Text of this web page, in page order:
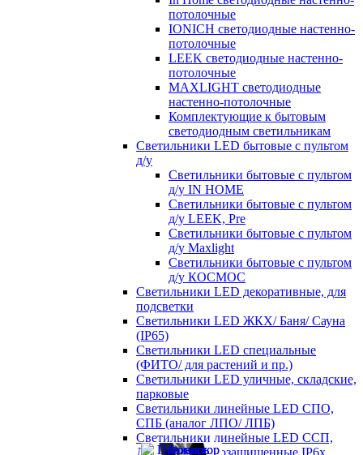
потолочные
IONICH светодиодные настенно-
потолочные
LEEK светодиодные настенно-
потолочные
MAXLIGHT светодиодные
настенно-потолочные
Комплектующие к бытовым
светодиодным светильникам
Светильники LED бытовые с пультом
д/у
Светильники бытовые с пультом
д/у IN HOME
Светильники бытовые с пультом
д/у LEEK, Pre
Светильники бытовые с пультом
д/у Maxlight
Светильники бытовые с пультом
д/у КОСМОС
Светильники LED декоративные, для
подсветки
Светильники LED ЖКХ/ Баня/ Сауна
(IP65)
Светильники LED специальные
(ФИТО/ для растений и пр.)
Светильники LED уличные, складские,
парковые
Светильники линейные LED СПО,
СПБ (аналог ЛПО/ ЛПБ)
Светильники линейные LED ССП,